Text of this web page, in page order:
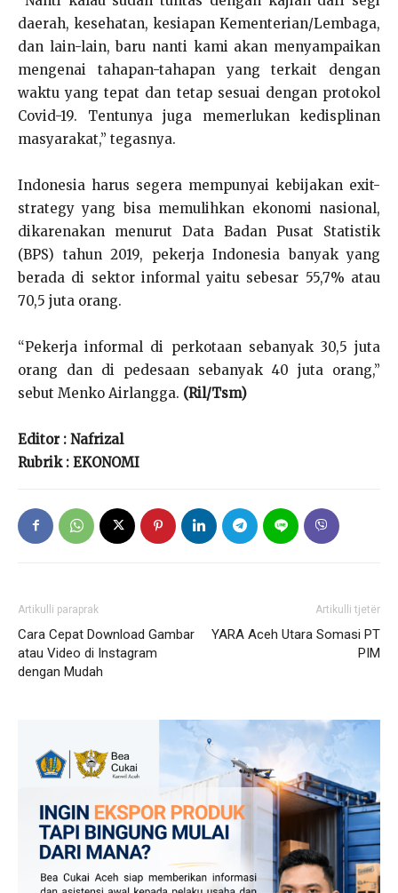
daerah, kesehatan, kesiapan Kementerian/Lembaga,
dan lain-lain, baru nanti kami akan menyampaikan
mengenai tahapan-tahapan yang terkait dengan
waktu yang tepat dan tetap sesuai dengan protokol
Covid-19. Tentunya juga memerlukan kedisplinan
masyarakat,” tegasnya.
Indonesia harus segera mempunyai kebijakan exit-
strategy yang bisa memulihkan ekonomi nasional,
dikarenakan menurut Data Badan Pusat Statistik
(BPS) tahun 2019, pekerja Indonesia banyak yang
berada di sektor informal yaitu sebesar 55,7% atau
70,5 juta orang.
“Pekerja informal di perkotaan sebanyak 30,5 juta
orang dan di pedesaan sebanyak 40 juta orang,”
sebut Menko Airlangga. (Ril/Tsm)
Editor : Nafrizal
Rubrik : EKONOMI
Artikulli paraprak
Cara Cepat Download Gambar
atau Video di Instagram
dengan Mudah
Artikulli tjetër
YARA Aceh Utara Somasi PT
PIM